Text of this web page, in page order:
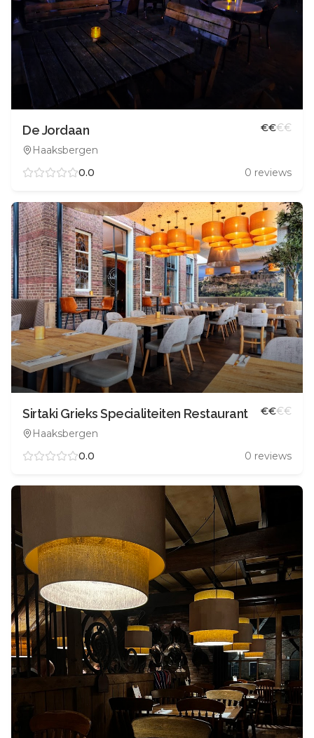
De Jordaan
Haaksbergen
€€€€
0.0 0 reviews
Sirtaki Grieks Specialiteiten Restaurant
Haaksbergen
€€€€
0.0 0 reviews